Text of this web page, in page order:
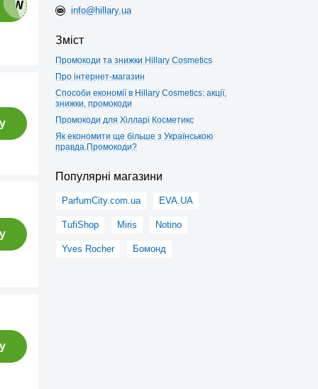
info@hillary.ua
Зміст
Промокоди та знижки Hillary Cosmetics
Про інтернет-магазин
Способи економії в Hillary Cosmetics: акції,
знижки, промокоди
Промокоди для Хілларі Косметикс
Як економити ще більше з Українською
правда.Промокоди?
Популярні магазини
ParfumCity.com.ua EVA.UA
TufiShop Miris Notino
Yves Rocher Бомонд